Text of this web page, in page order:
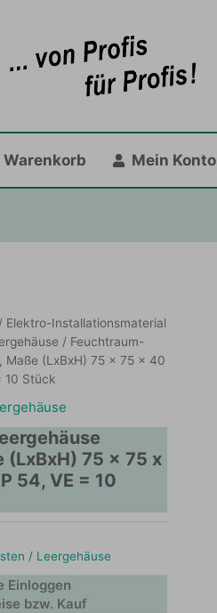
Mein Konto
/ Elektro-Installationsmaterial
/ Feuchtraum-
Maße (LxBxH) 75 x 75 x 40
10 Stück
(LxBxH) 75 x 75 x
54, VE = 10
/ Leergehäuse
Einloggen
bzw. Kauf